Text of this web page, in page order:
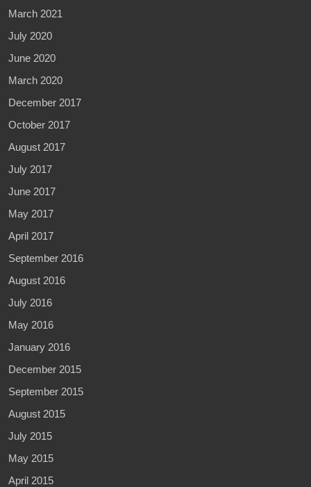
March 2021
July 2020
June 2020
March 2020
December 2017
October 2017
August 2017
July 2017
June 2017
May 2017
April 2017
September 2016
August 2016
July 2016
May 2016
January 2016
December 2015
September 2015
August 2015
July 2015
May 2015
April 2015